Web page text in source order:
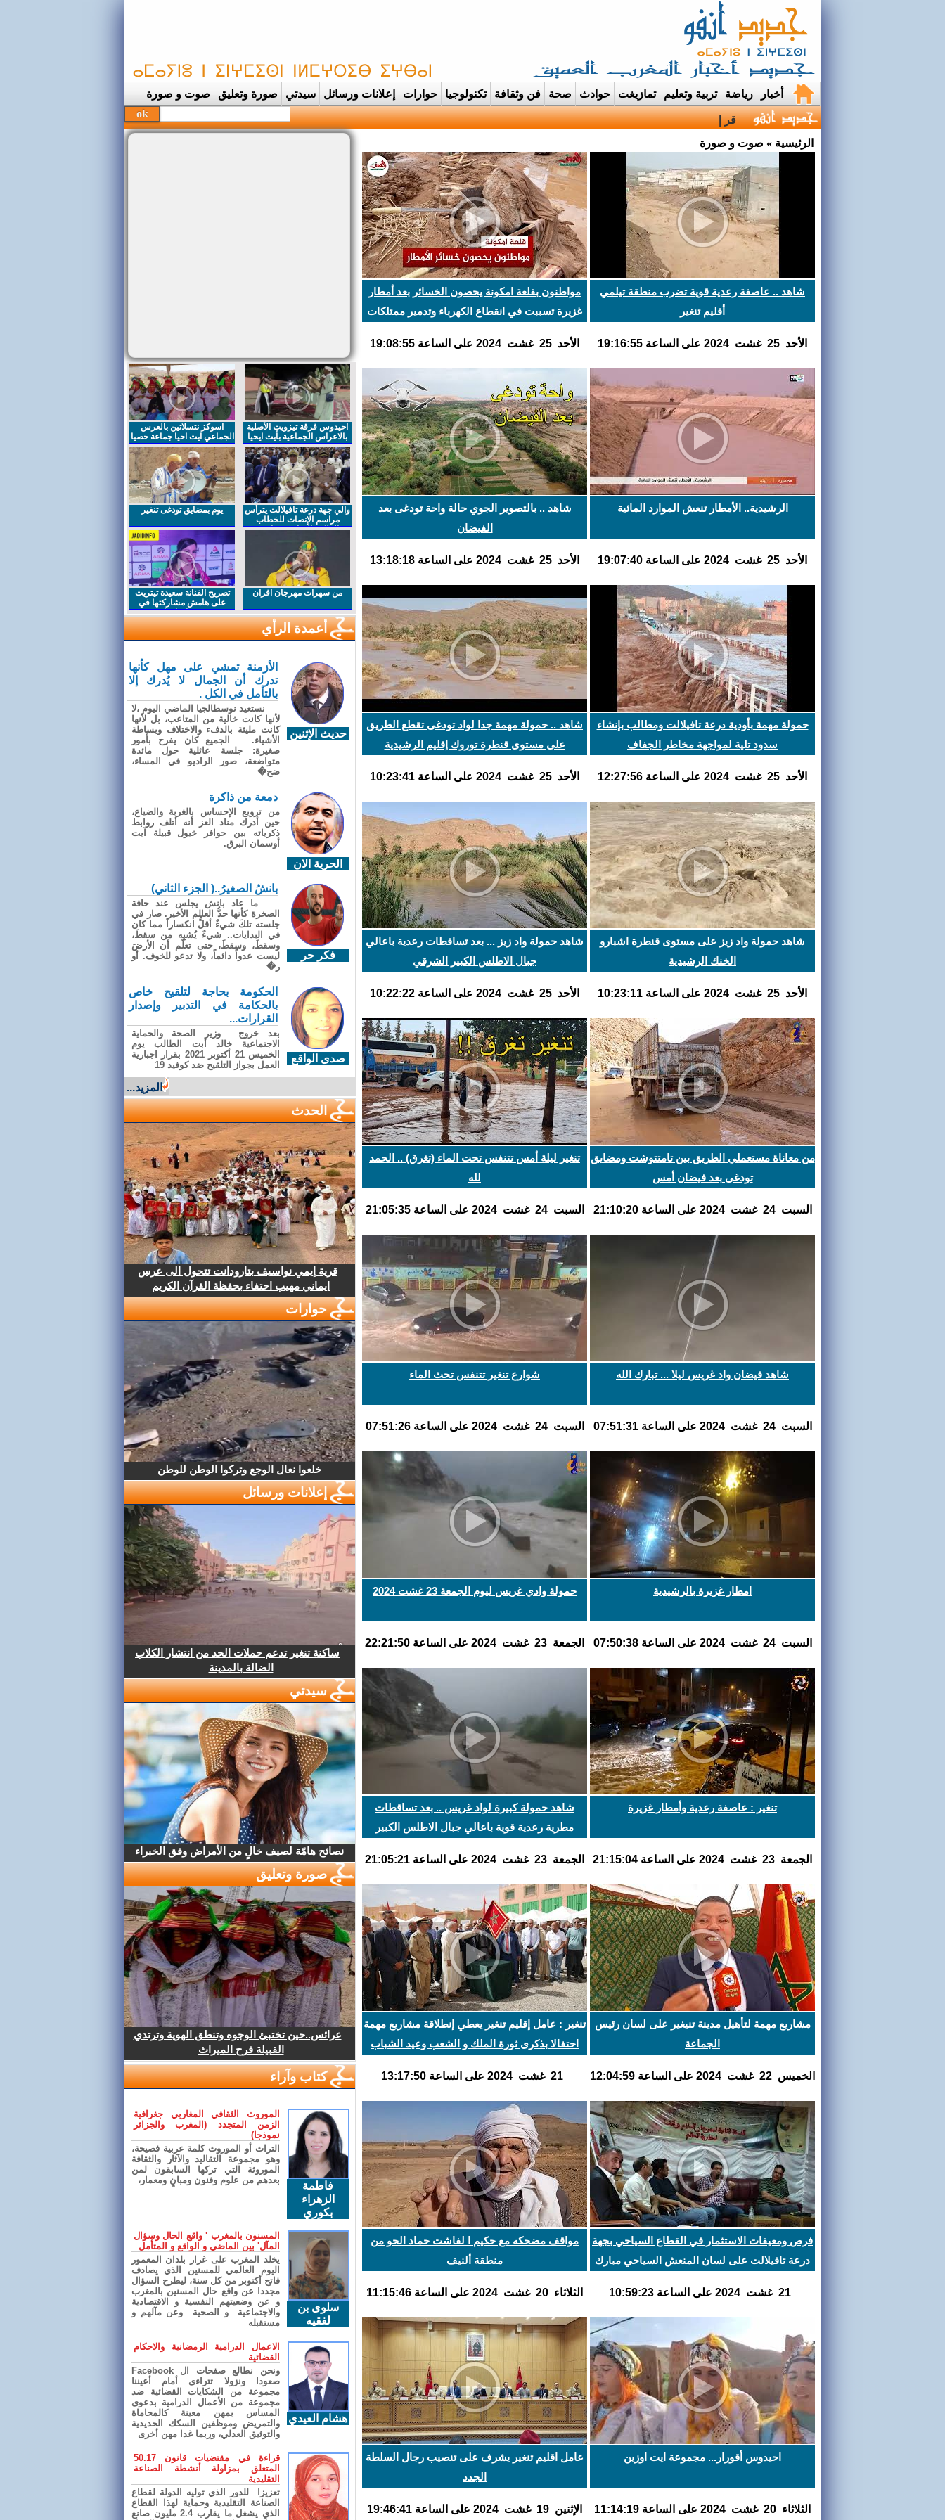
أخبار رياضة تربية وتعليم تمازيغت حوادث صحة فن وثقافة تكنولوجيا حوارات إعلانات ورسائل سيدتي صورة وتعليق صوت و صورة
قرية إيمي نواسيف بتارودانت تتحول الى عرس ايماني مهيب احتفاء بحفظة ا |
الرئيسية » صوت و صورة
شاهد .. عاصفة رعدية قوية تضرب منطقة تيلمي
أقليم تنغير
اﻷحد 25 غشت 2024 على الساعة 19:16:55
مواطنون بقلعة امكونة يحصون الخسائر بعد أمطار
غزيرة تسببت في انقطاع الكهرباء وتدمير ممتلكات
اﻷحد 25 غشت 2024 على الساعة 19:08:55
الرشيدية.. الأمطار تنعش الموارد المائية
اﻷحد 25 غشت 2024 على الساعة 19:07:40
شاهد .. بالتصوير الجوي حالة واحة تودغى بعد
الفيضان
اﻷحد 25 غشت 2024 على الساعة 13:18:18
حمولة مهمة بأودية درعة تافيلالت ومطالب بإنشاء
سدود تلية لمواجهة مخاطر الجفاف
اﻷحد 25 غشت 2024 على الساعة 12:27:56
شاهد .. حمولة مهمة جدا لواد تودغى تقطع الطريق
على مستوى قنطرة توروك إقليم الرشيدية
اﻷحد 25 غشت 2024 على الساعة 10:23:41
شاهد حمولة واد زيز على مستوى قنطرة اشبارو
الخنك الرشيدية
اﻷحد 25 غشت 2024 على الساعة 10:23:11
شاهد حمولة واد زيز ... بعد تساقطات رعدية باعالي
جبال الاطلس الكبير الشرقي
اﻷحد 25 غشت 2024 على الساعة 10:22:22
من معاناة مستعملي الطريق بين تامتتوشت ومضايق
تودغى بعد فيضان أمس
السبت 24 غشت 2024 على الساعة 21:10:20
تنغير ليلة أمس تتنفس تحت الماء (تغرق) .. الحمد
لله
السبت 24 غشت 2024 على الساعة 21:05:35
شاهد فيضان واد غريس ليلا ... تبارك الله
السبت 24 غشت 2024 على الساعة 07:51:31
شوارع تنغير تتنفس تحث الماء
السبت 24 غشت 2024 على الساعة 07:51:26
امطار غزيرة بالرشيدية
السبت 24 غشت 2024 على الساعة 07:50:38
حمولة وادي غريس ليوم الجمعة 23 غشت 2024
الجمعة 23 غشت 2024 على الساعة 22:21:50
تنغير : عاصفة رعدية وأمطار غزيرة
الجمعة 23 غشت 2024 على الساعة 21:15:04
شاهد حمولة كبيرة لواد غريس .. بعد تساقطات
مطرية رعدية قوية باعالي جبال الاطلس الكبير
الجمعة 23 غشت 2024 على الساعة 21:05:21
مشاريع مهمة لتأهيل مدينة تنيغير على لسان رئيس
الجماعة
الخميس 22 غشت 2024 على الساعة 12:04:59
تنغير : عامل إقليم تنغير يعطي إنطلاقة مشاريع مهمة
احتفالا بذكرى ثورة الملك و الشعب وعيد الشباب
21 غشت 2024 على الساعة 13:17:50
فرص ومعيقات الاستثمار في القطاع السياحي بجهة
درعة تافيلالت على لسان المنعش السياحي مبارك
21 غشت 2024 على الساعة 10:59:23
مواقف مضحكه مع حكيم ا لفاشت حماد الحو من
منطقة ألنيف
الثلاثاء 20 غشت 2024 على الساعة 11:15:46
احيدوس أقورار... مجموعة ايت اوزين
الثلاثاء 20 غشت 2024 على الساعة 11:14:19
عامل اقليم تنغير يشرف على تنصيب رجال السلطة
الجدد
اﻹثنين 19 غشت 2024 على الساعة 19:46:41
احيدوس فرقة تيزويت الأصلية
بالاعراس الجماعية بأيت ايحيا
اسوكز نتسلاتين بالعرس
الجماعي ايت احيا جماعة حصيا
والي جهة درعة تافيلالت يترأس
مراسم الإنصات للخطاب
الملكي السامي بمناسبة
يوم بمضايق تودغى تنغير
من سهرات مهرجان افران
تصريح الفنانة سعيدة تيتريت
على هامش مشاركتها في
مهرجان افران
أعمدة الرأي
حديث الإثنين
الأزمنة تمشي على مهل كأنها
تدرك أن الجمال لا يُدرك إلا
بالتأمل في الكل .
نستعيد نوسطالجيا الماضي اليوم ،لا
لأنها كانت خالية من المتاعب، بل لأنها
كانت مليئة بالدفء والاختلاف وبساطة
الأشياء. الجميع كان يفرح بأمور
صغيرة: جلسة عائلية حول مائدة
متواضعة، صور الراديو في المساء،
ضح�
الحرية الان
دمعة من ذاكرة
من ترويع الإحساس بالغربة والضياع،
حين أدرك مناد العز أنه أتلف روابط
ذكرياته بين حوافر خيول قبيلة آيت
أوسمان البرق.
فكر حر
بانشُ الصغيرُ..( الجزء الثاني)
ما عاد بانش يجلس عند حافة
الصخرة كأنها حدُّ العالم الأخير. صار في
جلسته تلكَ شيءٌ أقلُّ انكساراً مما كان
في البدايات.. شيءٌ يُشبِه من سقطَ،
وسقطَ، وسقطَ، حتى تعلّم أن الأرضَ
ليست عدواً دائماً، ولا تدعو للخوف. أو
ر�
صدى الواقع
الحكومة بحاجة لتلقيح خاص
بالحكامة في التدبير وإصدار
القرارات...
بعد خروج وزير الصحة والحماية
الاجتماعية خالد أبت الطالب يوم
الخميس 21 أكتوبر 2021 بقرار اجبارية
العمل بجواز التلقيح ضد كوفيد 19
المزيد...
الحدث
قرية إيمي نواسيف بتارودانت تتحول الى عرس
ايماني مهيب احتفاء بحفظة القرآن الكريم
حوارات
خلعوا نعال الوجع وتركوا الوطن للوطن
إعلانات ورسائل
ساكنة تنغير تدعم حملات الحد من انتشار الكلاب
الضالة بالمدينة
سيدتي
نصائح هامّة لصيف خالٍ من الأمراض وفق الخبراء
صورة وتعليق
عرائس..حين تختبئ الوجوه وتنطق الهوية وترتدي
القبيلة فرح الميراث
كتاب وآراء
فاطمة
الزهراء
بكوري
الموروث الثقافي المغاربي جغرافية
الزمن المتجدد (المغرب والجزائر
نموذجا)
التراث أو الموروث كلمة عربية فصيحة،
وهو مجموعة التقاليد والآثار والثقافة
الموروثة التي تركها السابقون لمن
بعدهم من علوم وفنون ومبانٍ ومعمار،
سلوى بن
لفقيه
المسنون بالمغرب ' واقع الحال وسؤال
المآل' بين الماضي و الواقع و المتأمل
يخلد المغرب على غرار بلدان المعمور
اليوم العالمي للمسنين الذي يصادف
فاتح أكتوبر من كل سنة، ليطرح السؤال
مجددا عن واقع حال المسنين بالمغرب
و عن وضعيتهم النفسية و الاقتصادية
والاجتماعية و الصحية وعن مآلهم و
مستقبله
هشام العيدي
الاعمال الدرامية الرمضانية والاحكام
القضائية
ونحن نطالع صفحات ال Facebook
صعودا ونزولا تتراءى أمام أعيننا
مجموعة من الشكايات القضائية ضد
مجموعة من الأعمال الدرامية بدعوى
المساس بمهن معينة كالمحاماة
والتمريض وموظفين السكك الحديدية
والتوثيق العدلي، وربما غدا مهن أخرى
قراءة في مقتضيات قانون 50.17
المتعلق بمزاولة أنشطة الصناعة
التقليدية
تعزيزا للدور الذي توليه الدولة لقطاع
الصناعة التقليدية وحماية لهذا القطاع
الذي يشغل ما يقارب 2.4 مليون صانع